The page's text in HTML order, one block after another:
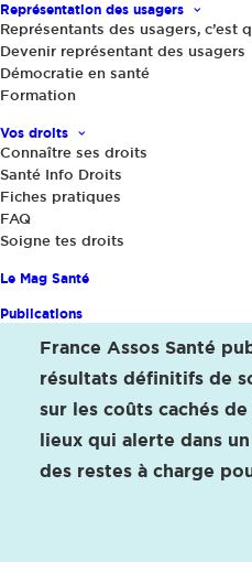
Représentation des usagers
Représentants des usagers, c’est
Devenir représentant des usagers
Démocratie en santé
Formation
Vos droits
Connaître ses droits
Santé Info Droits
Fiches pratiques
FAQ
Soigne tes droits
Le Mag Santé
Publications
27 novembre 2024
Enquête exclusive
France Assos Santé
résultats définitifs de
sur les coûts cachés
lieux qui alerte dans
des restes à charge